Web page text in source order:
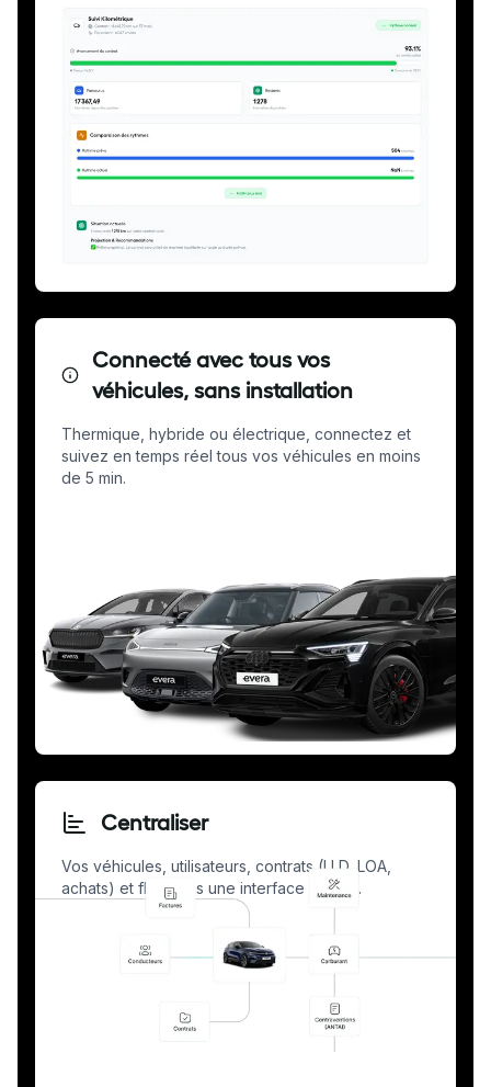
Connecté avec tous vos
véhicules, sans installation
Thermique, hybride ou électrique, connectez et
suivez en temps réel tous vos véhicules en moins
de 5 min.
Centraliser
Vos véhicules, utilisateurs, contrats (LLD, LOA,
achats) et flux dans une interface unique.